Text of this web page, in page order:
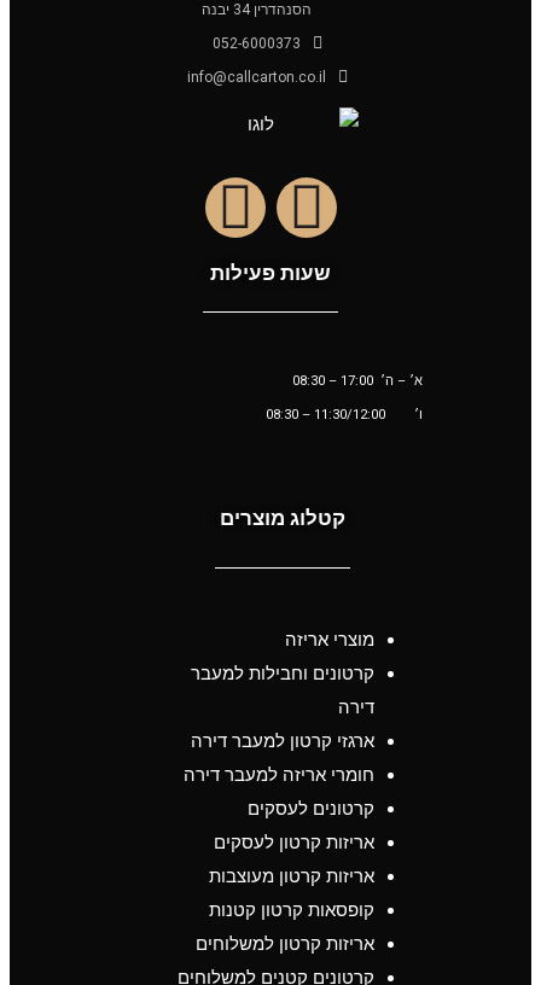
קטלוג מוצרים
מוצרי אריזה
קרטונים וחבילות למעבר
דירה
ארגזי קרטון למעבר דירה
חומרי אריזה למעבר דירה
קרטונים לעסקים
אריזות קרטון לעסקים
אריזות קרטון מעוצבות
קופסאות קרטון קטנות
אריזות קרטון למשלוחים
קרטונים קטנים למשלוחים
שעות פעילות
א׳ – ה׳ 17:00 – 08:30
ו׳ 11:30/12:00
– 08:30
הסנהדרין 34 יבנה
052-6000373
info@callcarton.co.il